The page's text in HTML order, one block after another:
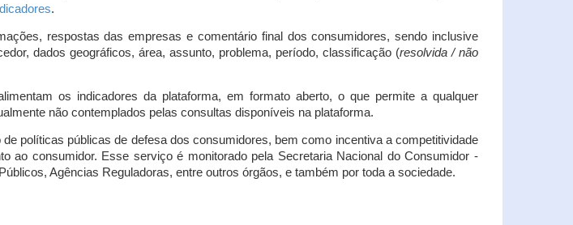
.
respostas das empresas e comentário final dos consumidores, sendo inclusive
dados geográficos, área, assunto, problema, período, classificação (resolvida / não
os indicadores da plataforma, em formato aberto, o que permite a qualquer
não contemplados pelas consultas disponíveis na plataforma.
políticas públicas de defesa dos consumidores, bem como incentiva a competitividade
ao consumidor. Esse serviço é monitorado pela Secretaria Nacional do Consumidor -
Agências Reguladoras, entre outros órgãos, e também por toda a sociedade.